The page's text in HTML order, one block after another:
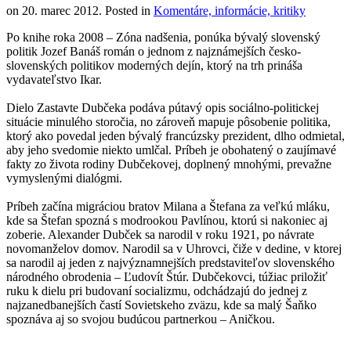
on 20. marec 2012. Posted in Komentáre, informácie, kritiky
Po knihe roka 2008 – Zóna nadšenia, ponúka bývalý slovenský
politik Jozef Banáš román o jednom z najznámejších česko-
slovenských politikov moderných dejín, ktorý na trh prináša
vydavateľstvo Ikar.
Dielo Zastavte Dubčeka podáva pútavý opis sociálno-politickej
situácie minulého storočia, no zároveň mapuje pôsobenie politika,
ktorý ako povedal jeden bývalý francúzsky prezident, dlho odmietal,
aby jeho svedomie niekto umlčal. Príbeh je obohatený o zaujímavé
fakty zo života rodiny Dubčekovej, doplnený mnohými, prevažne
vymyslenými dialógmi.
Príbeh začína migráciou bratov Milana a Štefana za veľkú mláku,
kde sa Štefan spozná s modrookou Pavlínou, ktorú si nakoniec aj
zoberie. Alexander Dubček sa narodil v roku 1921, po návrate
novomanželov domov. Narodil sa v Uhrovci, čiže v dedine, v ktorej
sa narodil aj jeden z najvýznamnejších predstaviteľov slovenského
národného obrodenia – Ľudovít Štúr. Dubčekovci, túžiac priložiť
ruku k dielu pri budovaní socializmu, odchádzajú do jednej z
najzanedbanejších častí Sovietskeho zväzu, kde sa malý Šaňko
spoznáva aj so svojou budúcou partnerkou – Aničkou.